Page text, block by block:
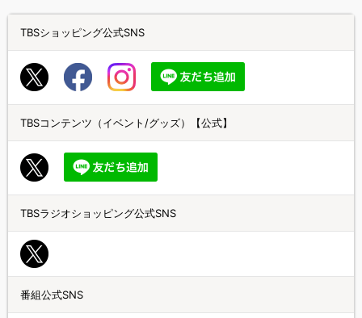
TBSショッピング公式SNS
TBSコンテンツ（イベント/グッズ）【公式】
TBSラジオショッピング公式SNS
番組公式SNS